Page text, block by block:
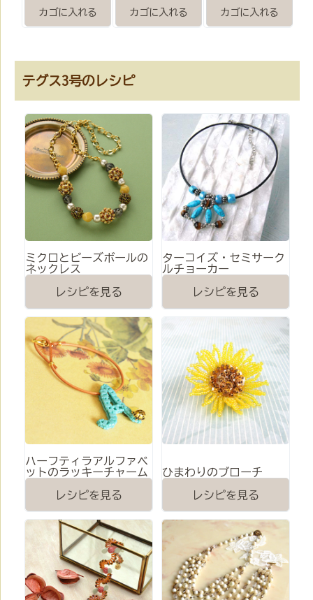
テグス3号のレシピ
ミクロとビーズボールの
ネックレス
レシピを見る
ターコイズ・セミサーク
ルチョーカー
レシピを見る
ハーフティラアルファベ
ットのラッキーチャーム
レシピを見る
ひまわりのブローチ
レシピを見る